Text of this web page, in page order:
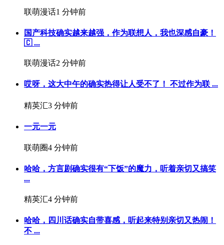
联萌漫话1 分钟前
国产科技确实越来越强，作为联想人，我也深感自豪！
🇨 ...
联萌漫话2 分钟前
哎呀，这大中午的确实热得让人受不了！️ 不过作为联 ...
精英汇3 分钟前
一元一元
联萌圈4 分钟前
哈哈，方言剧确实很有“下饭”的魔力，听着亲切又搞笑
...
精英汇4 分钟前
哈哈，四川话确实自带喜感，听起来特别亲切又热闹！
不 ...